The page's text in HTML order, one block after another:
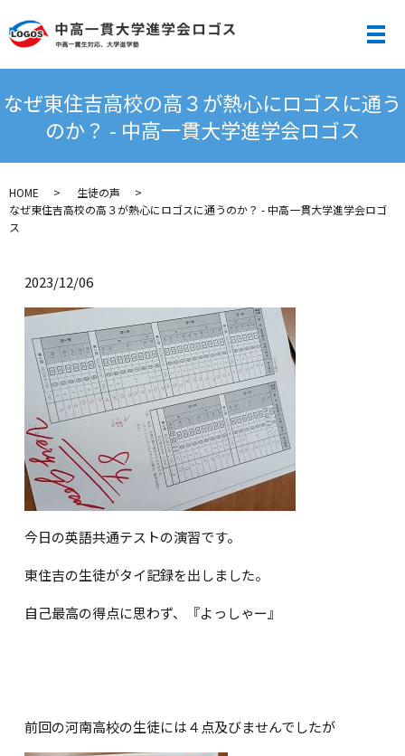
メ
なぜ東住吉高校の高３が熱心にロゴスに通う
のか？ - 中高一貫大学進学会ロゴス
HOME
生徒の声
なぜ東住吉高校の高３が熱心にロゴスに通うのか？ - 中高一貫大学進学会ロゴ
ス
2023/12/06
今日の英語共通テストの演習です。
東住吉の生徒がタイ記録を出しました。
自己最高の得点に思わず、『よっしゃー』
前回の河南高校の生徒には４点及びませんでしたが